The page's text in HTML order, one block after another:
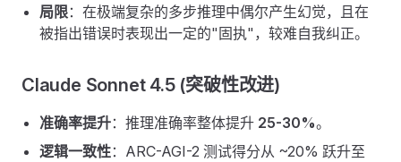
局限：在极端复杂的多步推理中偶尔产生幻觉，且在
被指出错误时表现出一定的"固执"，较难自我纠正。
Claude Sonnet 4.5 (突破性改进)
准确率提升：推理准确率整体提升 25-30%。
逻辑一致性：ARC-AGI-2 测试得分从 ~20% 跃升至